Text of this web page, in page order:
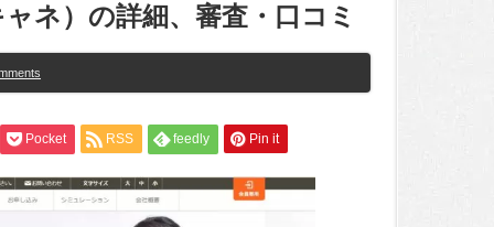
ネ）の詳細、審査・口コミ
Pocket RSS feedly Pin it